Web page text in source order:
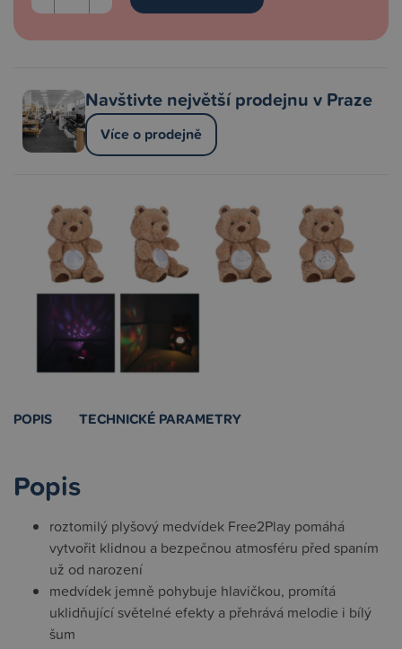
Navštivte největší prodejnu v Praze
Více o prodejně
POPIS TECHNICKÉ PARAMETRY
Popis
roztomilý plyšový medvídek Free2Play pomáhá
vytvořit klidnou a bezpečnou atmosféru před spaním
už od narození
medvídek jemně pohybuje hlavičkou, promítá
uklidňující světelné efekty a přehrává melodie i bílý
šum